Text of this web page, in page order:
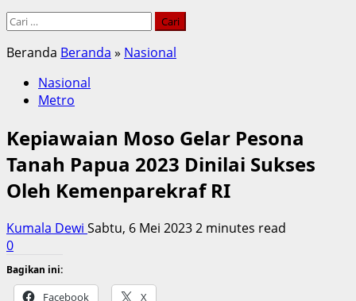
Cari
Beranda Beranda » Nasional
Nasional
Metro
Kepiawaian Moso Gelar Pesona
Tanah Papua 2023 Dinilai Sukses
Oleh Kemenparekraf RI
Kumala Dewi Sabtu, 6 Mei 20232 minutes read
0
Bagikan ini:
Facebook X